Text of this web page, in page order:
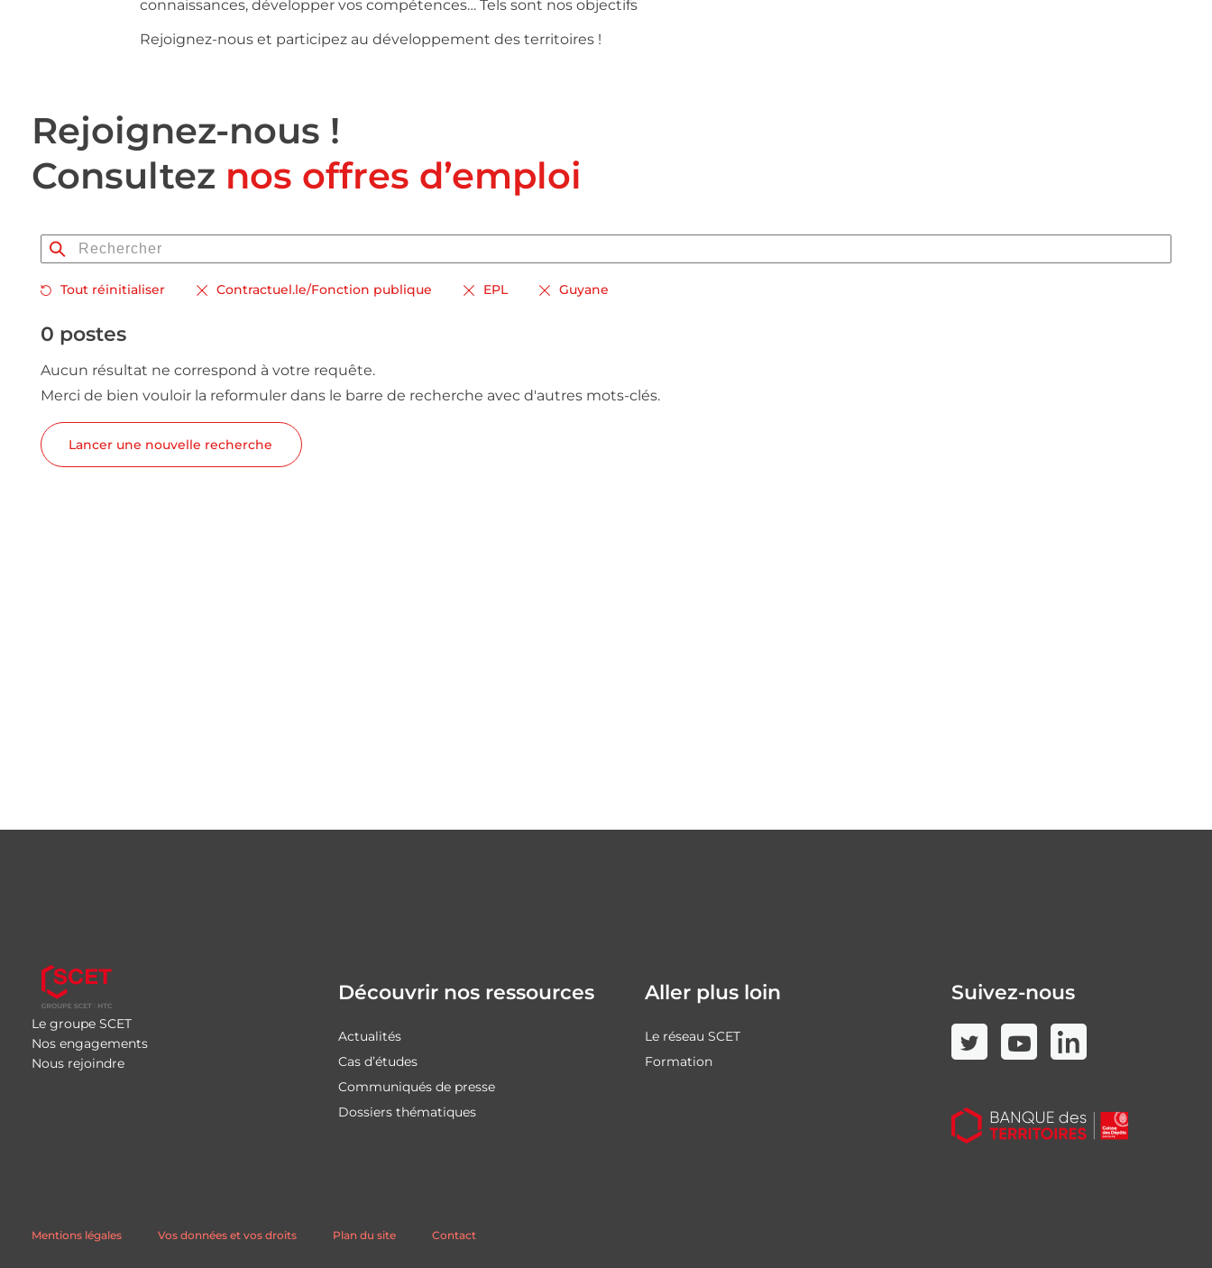
connaissances, développer vos compétences… Tels sont nos objectifs
Rejoignez-nous et participez au développement des territoires !
Rejoignez-nous !
Consultez nos offres d’emploi
Tout réinitialiser Contractuel.le/Fonction publique EPL Guyane
0 postes
Aucun résultat ne correspond à votre requête.
Merci de bien vouloir la reformuler dans le barre de recherche avec d'autres mots-clés.
Lancer une nouvelle recherche
Le groupe SCET
Nos engagements
Nous rejoindre
Découvrir nos ressources
Actualités
Cas d’études
Communiqués de presse
Dossiers thématiques
Aller plus loin
Le réseau SCET
Formation
Suivez-nous
Mentions légales Vos données et vos droits Plan du site Contact